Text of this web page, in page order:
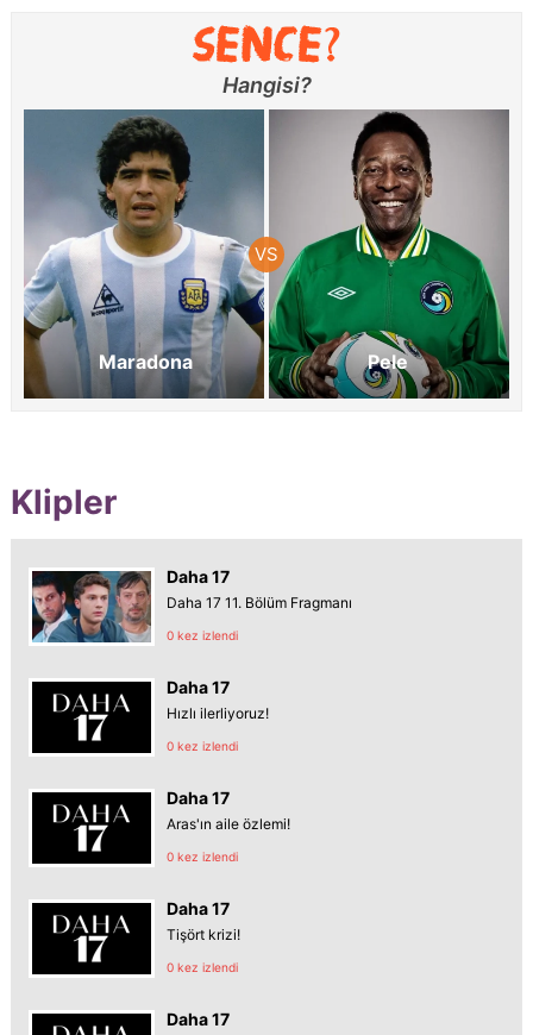
Hangisi?
Maradona Pele
Klipler
Daha 17
Daha 17 11. Bölüm Fragmanı
0 kez izlendi
Daha 17
Hızlı ilerliyoruz!
0 kez izlendi
Daha 17
Aras'ın aile özlemi!
0 kez izlendi
Daha 17
Tişört krizi!
0 kez izlendi
Daha 17